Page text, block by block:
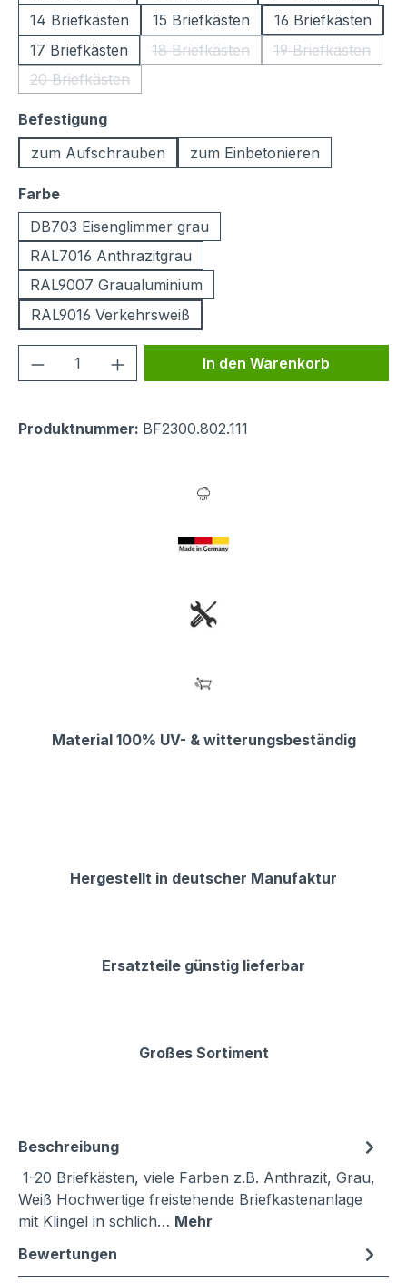
14 Briefkästen
15 Briefkästen
16 Briefkästen
17 Briefkästen
18 Briefkästen
(Diese Option ist zurzeit nicht
19 Briefkästen
(Diese
20 Briefkästen
(Diese Option ist zurzeit nicht verfügbar.)
Befestigungauswählen
zum Aufschrauben
zum Einbetonieren
Farbeauswählen
DB703 Eisenglimmer grau
RAL7016 Anthrazitgrau
RAL9007 Graualuminium
RAL9016 Verkehrsweiß
Produkt Anzahl: Gib denIn den Warenkorb
Produktnummer: BF2300.802.111
Material 100% UV- & witterungsbeständig
Hergestellt in deutscher Manufaktur
Ersatzteile günstig lieferbar
Großes Sortiment
Beschreibung
1-20 Briefkästen, viele Farben z.B. Anthrazit, Grau,
Weiß Hochwertige freistehende Briefkastenanlage
mit Klingel in schlich… Mehr
Bewertungen